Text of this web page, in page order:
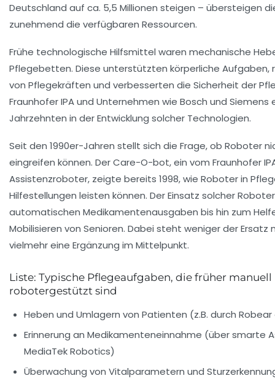
Deutschland auf ca. 5,5 Millionen steigen – übersteigen
zunehmend die verfügbaren Ressourcen.
Frühe technologische Hilfsmittel waren mechanische
Pflegebetten. Diese unterstützten körperliche Aufgaben,
von Pflegekräften und verbesserten die Sicherheit der
Fraunhofer IPA und Unternehmen wie Bosch und
Jahrzehnten in der Entwicklung solcher Technologien.
Seit den 1990er-Jahren stellt sich die Frage, ob Roboter
eingreifen können. DerCare-O-bot, ein vom Fraunhofer
Assistenzroboter, zeigte bereits 1998, wie Roboter in
Hilfestellungen leisten können. Der Einsatz solcher
automatischen Medikamentenausgaben bis hin zum
Mobilisieren von Senioren. Dabei steht weniger der Ersatz
vielmehr eine Ergänzung im Mittelpunkt.
Liste: Typische Pflegeaufgaben, die früher
robotergestützt sind
Heben und Umlagern von Patienten (z.B. durch
Erinnerung an Medikamenteneinnahme (über smarte
MediaTek Robotics)
Überwachung von Vitalparametern und